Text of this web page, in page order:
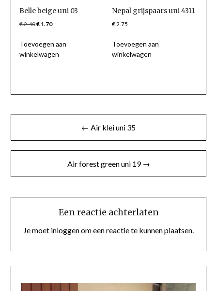
Belle beige uni 03
€2.40Oorspronkelijke
was:
€ 2.40.
€1.70Huidige
is:
€ 1.70.
Toevoegen aan
winkelwagen
Nepal grijspaars uni 4311
€2.75
Toevoegen aan
winkelwagen
Berichtnavigatie
← Air klei uni 35
Air forest green uni 19 →
Een reactie achterlaten
Je moet inloggenom een reactie te kunnen plaatsen.